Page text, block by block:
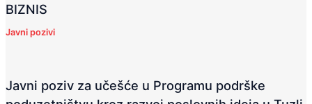
BIZNIS
Javni pozivi
Javni poziv za učešće u Programu podrške